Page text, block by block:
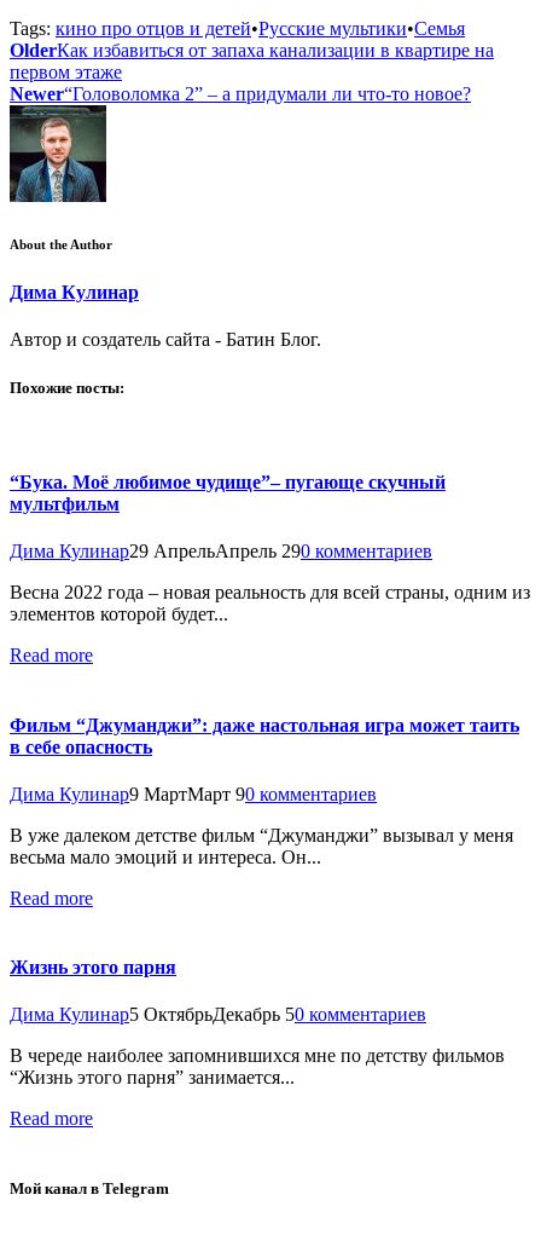
Tags: кино про отцов и детей•Русские мультики•Семья
OlderКак избавиться от запаха канализации в квартире на
первом этаже
Newer“Головоломка 2” – а придумали ли что-то новое?
About the Author
Дима Кулинар
Автор и создатель сайта - Батин Блог.
Похожие посты:
“Бука. Моё любимое чудище”– пугающе скучный
мультфильм
Дима Кулинар29 АпрельАпрель 290 комментариев
Весна 2022 года – новая реальность для всей страны, одним из
элементов которой будет...
Read more
Фильм “Джуманджи”: даже настольная игра может таить
в себе опасность
Дима Кулинар9 МартМарт 90 комментариев
В уже далеком детстве фильм “Джуманджи” вызывал у меня
весьма мало эмоций и интереса. Он...
Read more
Жизнь этого парня
Дима Кулинар5 ОктябрьДекабрь 50 комментариев
В череде наиболее запомнившихся мне по детству фильмов
“Жизнь этого парня” занимается...
Read more
Мой канал в Telegram